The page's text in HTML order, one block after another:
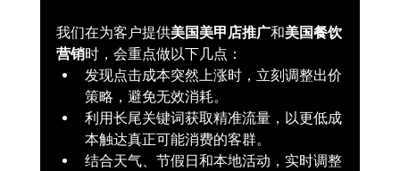
我们在为客户提供美国美甲店推广和美国餐饮
营销时，会重点做以下几点：
发现点击成本突然上涨时，立刻调整出价
策略，避免无效消耗。
利用长尾关键词获取精准流量，以更低成
本触达真正可能消费的客群。
结合天气、节假日和本地活动，实时调整